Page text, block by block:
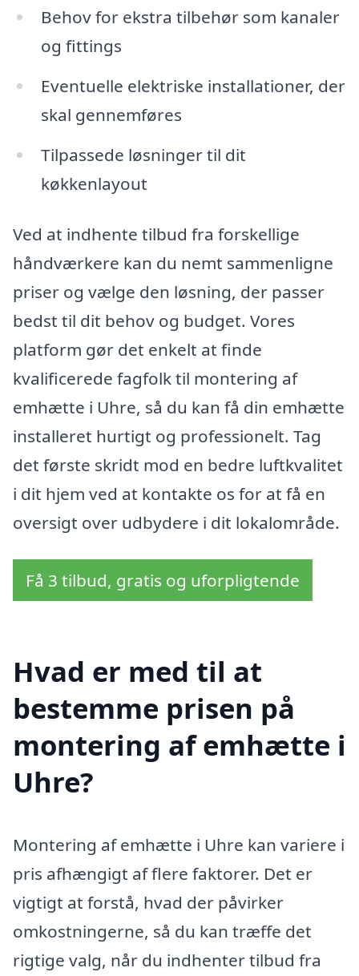
Behov for ekstra tilbehør som kanaler
og fittings
Eventuelle elektriske installationer, der
skal gennemføres
Tilpassede løsninger til dit
køkkenlayout
Ved at indhente tilbud fra forskellige
håndværkere kan du nemt sammenligne
priser og vælge den løsning, der passer
bedst til dit behov og budget. Vores
platform gør det enkelt at finde
kvalificerede fagfolk til montering af
emhætte i Uhre, så du kan få din emhætte
installeret hurtigt og professionelt. Tag
det første skridt mod en bedre luftkvalitet
i dit hjem ved at kontakte os for at få en
oversigt over udbydere i dit lokalområde.
Få 3 tilbud, gratis og uforpligtende
Hvad er med til at
bestemme prisen på
montering af emhætte i
Uhre?
Montering af emhætte i Uhre kan variere i
pris afhængigt af flere faktorer. Det er
vigtigt at forstå, hvad der påvirker
omkostningerne, så du kan træffe det
rigtige valg, når du indhenter tilbud fra